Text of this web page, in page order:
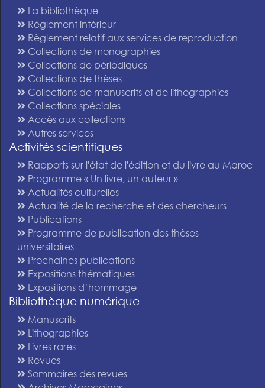
La bibliothèque
Règlement intérieur
Règlement relatif aux services de reproduction
Collections de monographies
Collections de périodiques
Collections de thèses
Collections de manuscrits et de lithographies
Collections spéciales
Accès aux collections
Autres services
Activités scientifiques
Rapports sur l'état de l'édition et du livre au Maroc
Programme « Un livre, un auteur »
Actualités culturelles
Actualité de la recherche et des chercheurs
Publications
Programme de publication des thèses
universitaires
Prochaines publications
Expositions thématiques
Expositions d’hommage
Bibliothèque numérique
Manuscrits
Lithographies
Livres rares
Revues
Sommaires des revues